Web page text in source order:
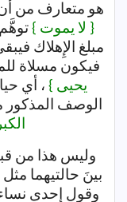
هو متعارف من أن
{ لا يموت }
مبلغ الإِهلاك
فيكون مسلاة
يحيى } ، أي
الوصف المذكور
وليس هذا من
بينَ حالتيهما مثل
وقول إحدى